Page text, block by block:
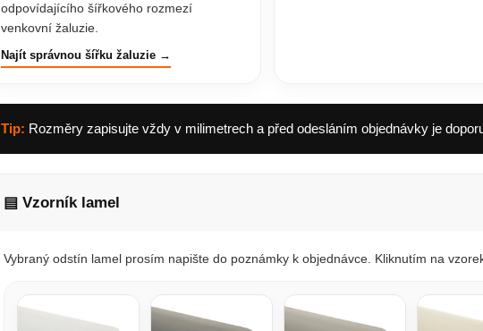
odpovídajícího šířkového rozmezí
venkovní žaluzie.
Najít správnou šířku žaluzie →
Tip: Rozměry zapisujte vždy v milimetrech a před odesláním objednávky je
▤ Vzorník lamel
Vybraný odstín lamel prosím napište do poznámky k objednávce. Kliknutím na